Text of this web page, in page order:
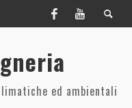
ed ambientali